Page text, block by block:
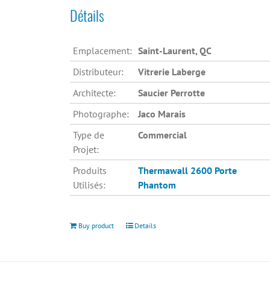
Détails
Emplacement: Saint-Laurent, QC
Distributeur:
Vitrerie Laberge
Architecte:
Saucier Perrotte
Photographe:
Jaco Marais
Type de
Projet:
Commercial
Produits
Utilisés:
Thermawall 2600 Porte
Phantom
Buy product Details